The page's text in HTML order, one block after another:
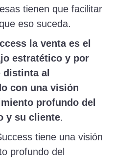
tienen que facilitar
eso suceda.
la venta es el
estratético y por
distinta al
con una visión
profundo del
y su cliente.
tiene una visión
profundo del